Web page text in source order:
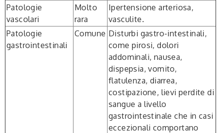
Patologie
vascolari
Molto
rara
Ipertensione arteriosa,
vasculite.
Patologie
gastrointestinali
Comune Disturbi gastro-intestinali,
come pirosi, dolori
addominali, nausea,
dispepsia, vomito,
flatulenza, diarrea,
costipazione, lievi perdite di
sangue a livello
gastrointestinale che in casi
eccezionali comportano